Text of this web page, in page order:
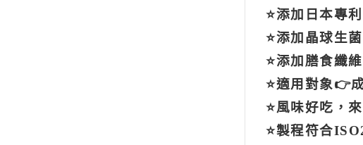
⭐添加日本專
⭐添加晶球生
⭐添加膳食纖
⭐適用對象👉
⭐風味好吃，
⭐製程符合